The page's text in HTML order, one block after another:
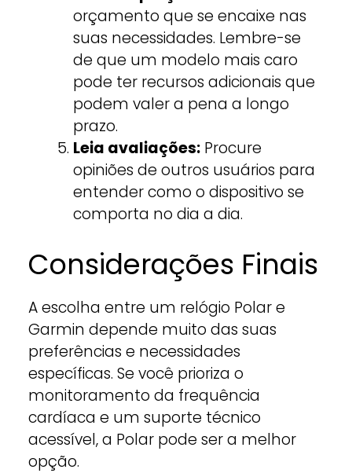
orçamento que se encaixe nas
suas necessidades. Lembre-se
de que um modelo mais caro
pode ter recursos adicionais que
podem valer a pena a longo
prazo.
Leia avaliações:Procure
opiniões de outros usuários para
entender como o dispositivo se
comporta no dia a dia.
Considerações Finais
A escolha entre um relógio Polar e
Garmin depende muito das suas
preferências e necessidades
específicas. Se você prioriza o
monitoramento da frequência
cardíaca e um suporte técnico
acessível, a Polar pode ser a melhor
opção.